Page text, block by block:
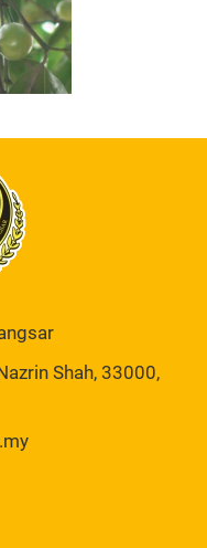
Shah, 33000,